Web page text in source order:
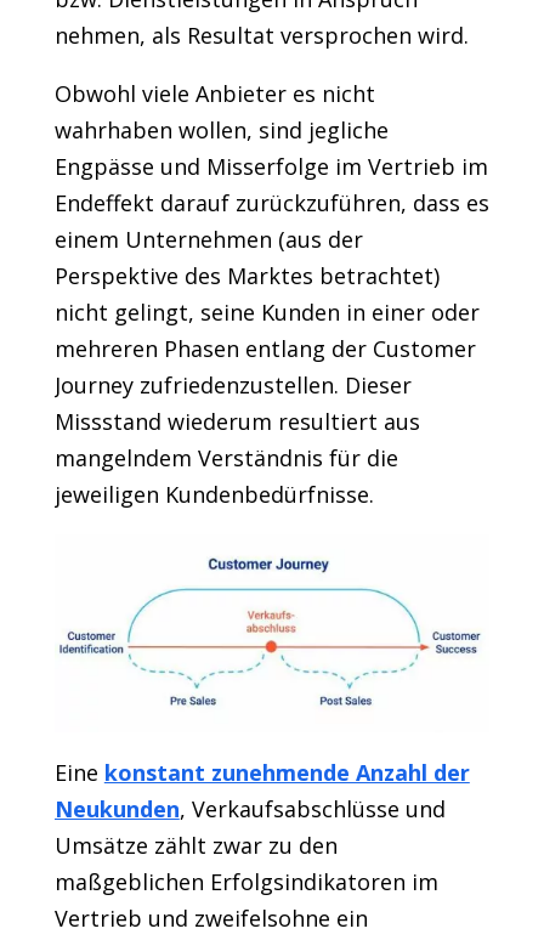
nehmen, als Resultat versprochen wird.
Obwohl viele Anbieter es nicht
wahrhaben wollen, sind jegliche
Engpässe und Misserfolge im Vertrieb im
Endeffekt darauf zurückzuführen, dass es
einem Unternehmen (aus der
Perspektive des Marktes betrachtet)
nicht gelingt, seine Kunden in einer oder
mehreren Phasen entlang der Customer
Journey zufriedenzustellen. Dieser
Missstand wiederum resultiert aus
mangelndem Verständnis für die
jeweiligen Kundenbedürfnisse.
Eine konstant zunehmende Anzahl der
Neukunden, Verkaufsabschlüsse und
Umsätze zählt zwar zu den
maßgeblichen Erfolgsindikatoren im
Vertrieb und zweifelsohne ein